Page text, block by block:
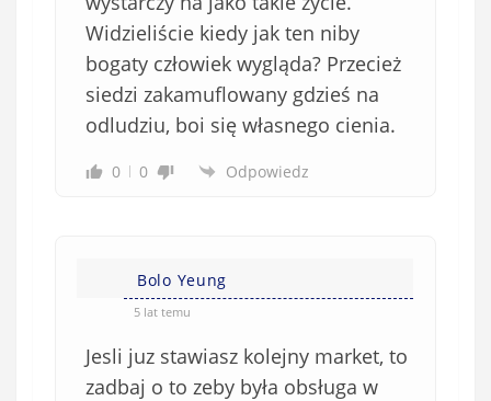
Widzieliście kiedy jak ten niby
bogaty człowiek wygląda? Przecież
siedzi zakamuflowany gdzieś na
odludziu, boi się własnego cienia.
0 0 Odpowiedz
Bolo Yeung
5 lat temu
Jesli juz stawiasz kolejny market, to
zadbaj o to zeby była obsługa w